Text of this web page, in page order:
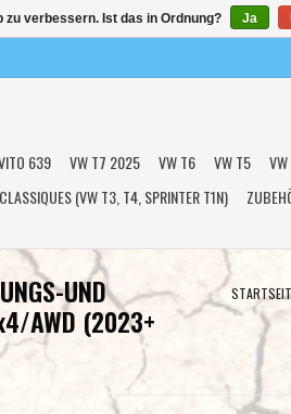
639 VW T7 2025 VW T6 VW T5
CLASSIQUES (VW T3, T4, SPRINTER T1N)
UND
AWD (2023+
zu verbessern. Ist das in Ordnung? Ja